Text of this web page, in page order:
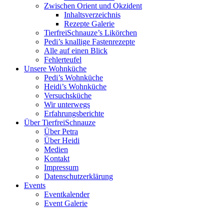
Zwischen Orient und Okzident
Inhaltsverzeichnis
Rezepte Galerie
TierfreiSchnauze’s Likörchen
Pedi’s knallige Fastenrezepte
Alle auf einen Blick
Fehlerteufel
Unsere Wohnküche
Pedi’s Wohnküche
Heidi’s Wohnküche
Versuchsküche
Wir unterwegs
Erfahrungsberichte
Über TierfreiSchnauze
Über Petra
Über Heidi
Medien
Kontakt
Impressum
Datenschutzerklärung
Events
Eventkalender
Event Galerie